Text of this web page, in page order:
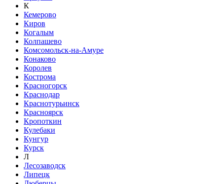
К
Кемерово
Киров
Когалым
Колпашево
Комсомольск-на-Амуре
Конаково
Королев
Кострома
Красногорск
Краснодар
Краснотурьинск
Красноярск
Кропоткин
Кулебаки
Кунгур
Курск
Л
Лесозаводск
Липецк